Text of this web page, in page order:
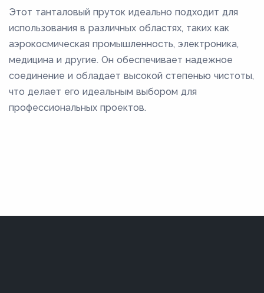
Этот танталовый пруток идеально подходит для
использования в различных областях, таких как
аэрокосмическая промышленность, электроника,
медицина и другие. Он обеспечивает надежное
соединение и обладает высокой степенью чистоты,
что делает его идеальным выбором для
профессиональных проектов.